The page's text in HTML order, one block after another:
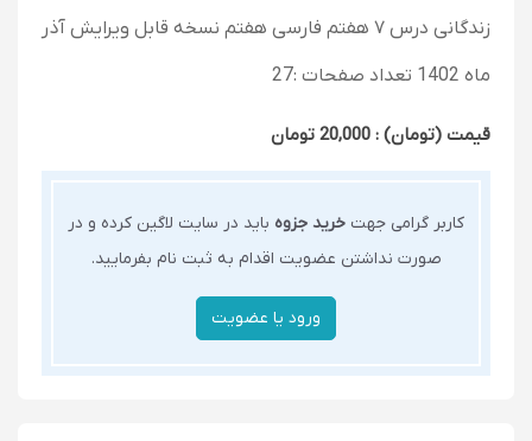
زندگانی درس ۷ هفتم فارسی هفتم نسخه قابل ویرایش آذر
ماه 1402 تعداد صفحات :27
قیمت (تومان) : 20,000 تومان
کاربر گرامی جهت خرید جزوه باید در سایت لاگین کرده و در
صورت نداشتن عضویت اقدام به ثبت نام بفرمایید.